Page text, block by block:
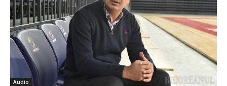
Audio